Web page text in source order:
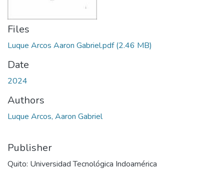
Files
Luque Arcos Aaron Gabriel.pdf(2.46 MB)
Date
2024
Authors
Luque Arcos, Aaron Gabriel
Publisher
Quito: Universidad Tecnológica Indoamérica